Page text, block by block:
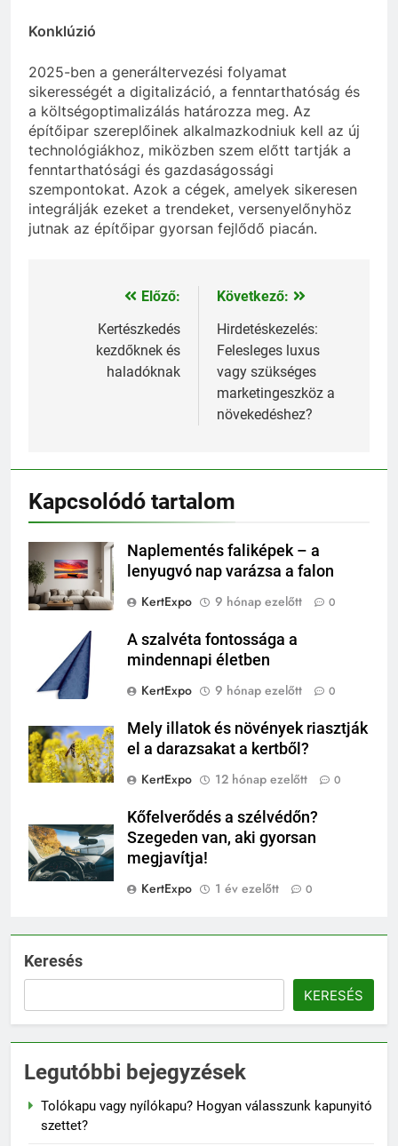
Konklúzió
2025-ben a generáltervezési folyamat
sikerességét a digitalizáció, a fenntarthatóság és
a költségoptimalizálás határozza meg. Az
építőipar szereplőinek alkalmazkodniuk kell az új
technológiákhoz, miközben szem előtt tartják a
fenntarthatósági és gazdaságossági
szempontokat. Azok a cégek, amelyek sikeresen
integrálják ezeket a trendeket, versenyelőnyhöz
jutnak az építőipar gyorsan fejlődő piacán.
Bejegyzés
navigáció
Előző:
Kertészkedés
kezdőknek és
haladóknak
Következő:
Hirdetéskezelés:
Felesleges luxus
vagy szükséges
marketingeszköz a
növekedéshez?
Kapcsolódó tartalom
Naplementés faliképek – a
lenyugvó nap varázsa a falon
KertExpo
9 hónap ezelőtt 0
A szalvéta fontossága a
mindennapi életben
KertExpo
9 hónap ezelőtt 0
Mely illatok és növények riasztják
el a darazsakat a kertből?
KertExpo
12 hónap ezelőtt 0
Kőfelverődés a szélvédőn?
Szegeden van, aki gyorsan
megjavítja!
KertExpo
1 év ezelőtt 0
Keresés
KERESÉS
Legutóbbi bejegyzések
Tolókapu vagy nyílókapu? Hogyan válasszunk kapunyitó
szettet?